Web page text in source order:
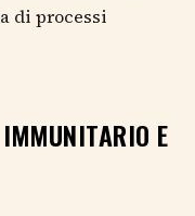
di processi
E